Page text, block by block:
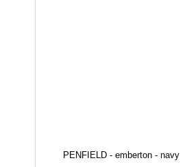
PENFIELD - emberton - navy